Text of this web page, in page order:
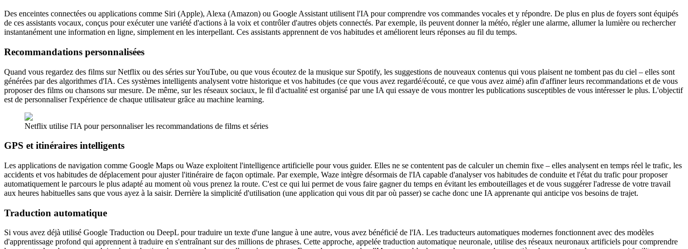
Des enceintes connectées ou applications comme Siri (Apple), Alexa (Amazon) ou Google Assistant utilisent l'IA pour comprendre vos commandes vocales et y répondre. De plus en plus de foyers sont équipés
de ces assistants vocaux, conçus pour exécuter une variété d'actions à la voix et contrôler d'autres objets connectés. Par exemple, ils peuvent donner la météo, régler une alarme, allumer la lumière ou rechercher
instantanément une information en ligne, simplement en les interpellant. Ces assistants apprennent de vos habitudes et améliorent leurs réponses au fil du temps.
Recommandations personnalisées
Quand vous regardez des films sur Netflix ou des séries sur YouTube, ou que vous écoutez de la musique sur Spotify, les suggestions de nouveaux contenus qui vous plaisent ne tombent pas du ciel – elles sont
générées par des algorithmes d'IA. Ces systèmes intelligents analysent votre historique et vos habitudes (ce que vous avez regardé/écouté, ce que vous avez aimé) afin d'affiner leurs recommandations et de vous
proposer des films ou chansons sur mesure. De même, sur les réseaux sociaux, le fil d'actualité est organisé par une IA qui essaye de vous montrer les publications susceptibles de vous intéresser le plus. L'objectif
est de personnaliser l'expérience de chaque utilisateur grâce au machine learning.
Netflix utilise l'IA pour personnaliser les recommandations de films et séries
GPS et itinéraires intelligents
Les applications de navigation comme Google Maps ou Waze exploitent l'intelligence artificielle pour vous guider. Elles ne se contentent pas de calculer un chemin fixe – elles analysent en temps réel le trafic, les
accidents et vos habitudes de déplacement pour ajuster l'itinéraire de façon optimale. Par exemple, Waze intègre désormais de l'IA capable d'analyser vos habitudes de conduite et l'état du trafic pour proposer
automatiquement le parcours le plus adapté au moment où vous prenez la route. C'est ce qui lui permet de vous faire gagner du temps en évitant les embouteillages et de vous suggérer l'adresse de votre travail
aux heures habituelles sans que vous ayez à la saisir. Derrière la simplicité d'utilisation (une application qui vous dit par où passer) se cache donc une IA apprenante qui anticipe vos besoins de trajet.
Traduction automatique
Si vous avez déjà utilisé Google Traduction ou DeepL pour traduire un texte d'une langue à une autre, vous avez bénéficié de l'IA. Les traducteurs automatiques modernes fonctionnent avec des modèles
d'apprentissage profond qui apprennent à traduire en s'entraînant sur des millions de phrases. Cette approche, appelée traduction automatique neuronale, utilise des réseaux neuronaux artificiels pour comprendre